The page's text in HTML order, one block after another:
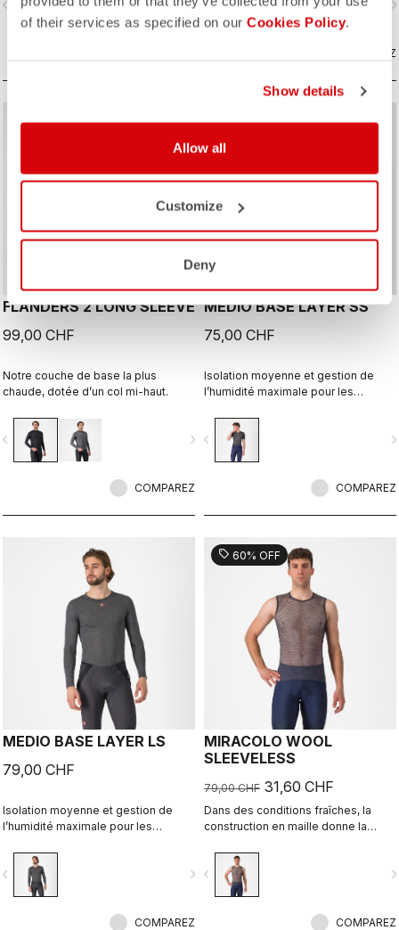
of their services as specified on our Cookies Policy.
Show details
Allow all
Customize
Deny
gestion de la chaleur et de
l’humidité pour garantir votre
navigate_next navigate_before
COMPAREZ
FLANDERS 2 LONG SLEEVE
99,00 CHF
Notre couche de base la plus
chaude, dotée d’un col mi-haut.
navigate_next
COMPAREZ
MEDIO BASE LAYER SS
75,00 CHF
Isolation moyenne et gestion de
l’humidité maximale pour les
navigate_before
COMPAREZ
MEDIO BASE LAYER LS
79,00 CHF
Isolation moyenne et gestion de
l’humidité maximale pour les
navigate_next
COMPAREZ
sell 60% OFF
MIRACOLO WOOL
SLEEVELESS
79,00 CHF 31,60 CHF
Dans des conditions fraîches, la
construction en maille donne la
s'humidifie pas lors de sorties à
haute intensité.
navigate_before
COMPAREZ